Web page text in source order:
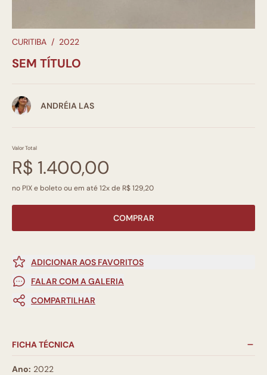
CURITIBA / 2022
SEM TÍTULO
ANDRÉIA LAS
Valor Total
R$ 1.400,00
no PIX e boleto ou em até 12x de R$ 129,20
COMPRAR
ADICIONAR AOS FAVORITOS
FALAR COM A GALERIA
COMPARTILHAR
FICHA TÉCNICA
Ano: 2022